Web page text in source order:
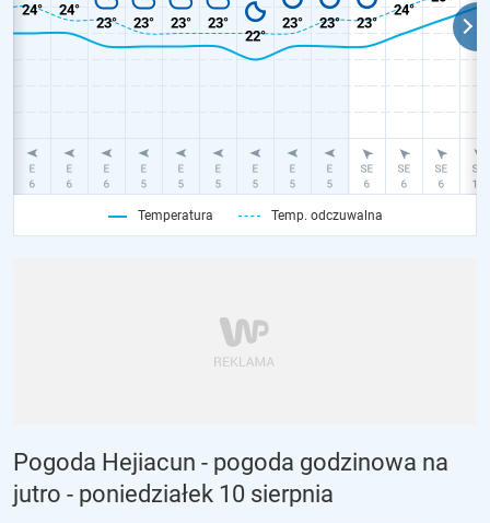
Temperatura Temp. odczuwalna
Pogoda Hejiacun - pogoda godzinowa na
jutro - poniedziałek 10 sierpnia